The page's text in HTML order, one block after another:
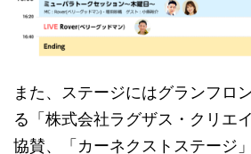
また、ステージにはグランフロ
る「株式会社ラグザス・クリエ
協賛、「カーネクストステージ